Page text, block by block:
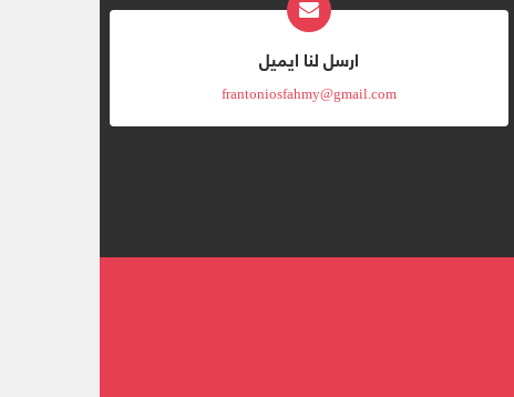
ارسل لنا ايميل
frantoniosfahmy@gmail.com